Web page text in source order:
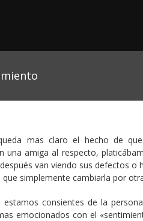
mas claro el hecho de
una amiga al respecto,
van viendo sus defectos
simplemente cambiarla por
estamos consientes de la
emocionados con el